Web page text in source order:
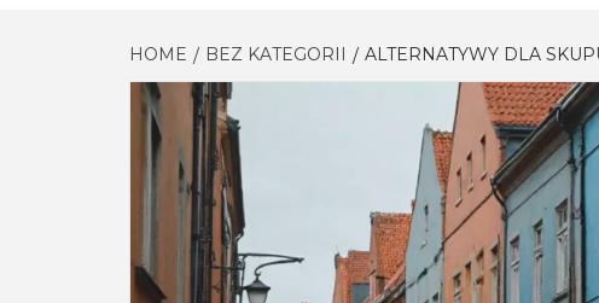
HOME BEZ KATEGORII ALTERNATYWY DLA